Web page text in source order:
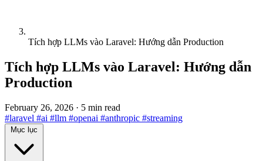
Tích hợp LLMs vào Laravel: Hướng dẫn Production
Tích hợp LLMs vào Laravel: Hướng dẫn
Production
February 26, 2026 · 5 min read
#laravel #ai #llm #openai #anthropic #streaming
Mục lục